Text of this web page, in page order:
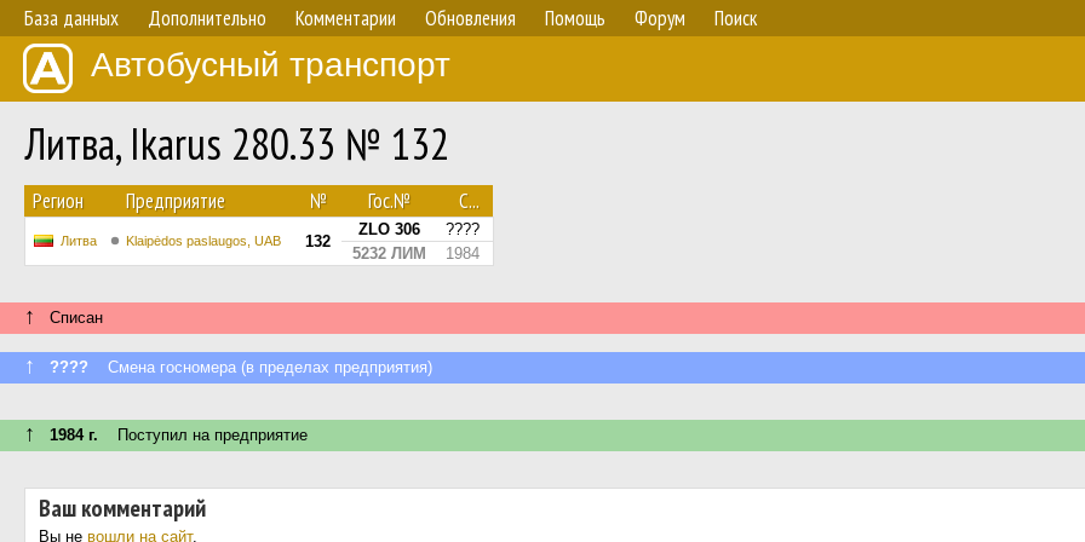
База данных Дополнительно Комментарии Обновления Помощь Форум Поиск
Автобусный транспорт
Литва, Ikarus 280.33 № 132
Регион Предприятие № Гос.№ С...
Литва Klaipėdos paslaugos, UAB 132
ZLO 306
????
5232 ЛИМ
1984
↑ Списан
↑ ???? Смена госномера (в пределах предприятия)
↑ 1984 г. Поступил на предприятие
Ваш комментарий
Вы не вошли на сайт.